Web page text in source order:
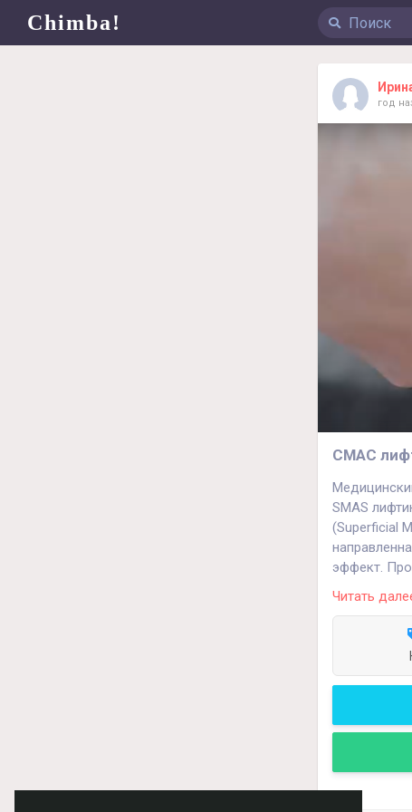
Chimba!
год
СМАС
SMAS
(Superficial
эффект.
пациента.
Позвольте
Наш адрес:
Телефоны:
Читать